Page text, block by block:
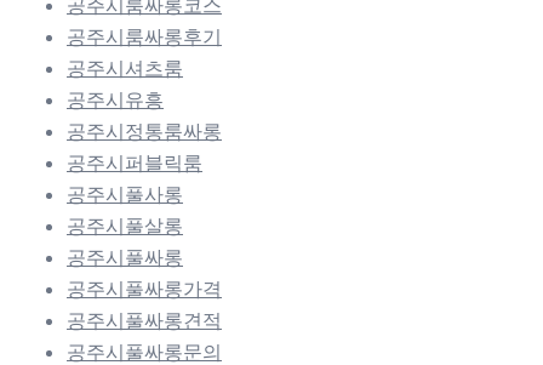
공주시룸싸롱후기
공주시셔츠룸
공주시유흥
공주시정통룸싸롱
공주시퍼블릭룸
공주시풀사롱
공주시풀살롱
공주시풀싸롱
공주시풀싸롱가격
공주시풀싸롱견적
공주시풀싸롱문의